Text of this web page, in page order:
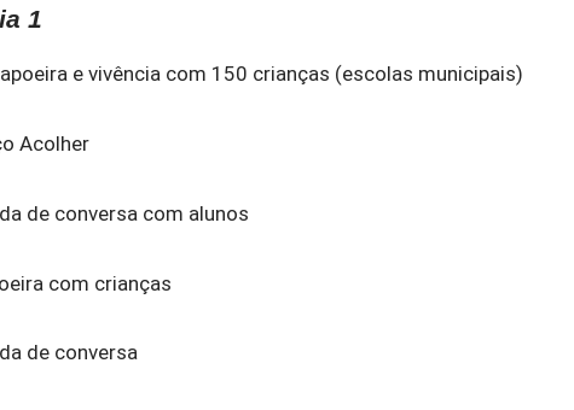
1
e vivência com 150 crianças (escolas municipais)
Acolher
de conversa com alunos
com crianças
de conversa